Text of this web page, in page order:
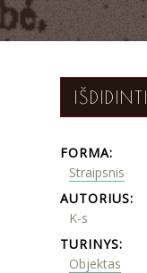
IŠDIDINTI
FORMA:
Straipsnis
AUTORIUS:
K-s
TURINYS:
Objektas